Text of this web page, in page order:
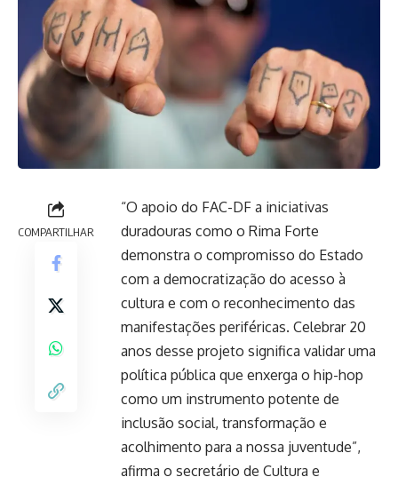
COMPARTILHAR
“O apoio do FAC-DF a iniciativas
duradouras como o Rima Forte
demonstra o compromisso do Estado
com a democratização do acesso à
cultura e com o reconhecimento das
manifestações periféricas. Celebrar 20
anos desse projeto significa validar uma
política pública que enxerga o hip-hop
como um instrumento potente de
inclusão social, transformação e
acolhimento para a nossa juventude”,
afirma o secretário de Cultura e